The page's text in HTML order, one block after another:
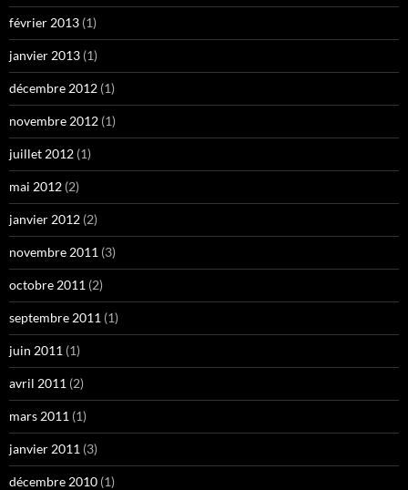
février 2013 (1)
janvier 2013 (1)
décembre 2012 (1)
novembre 2012 (1)
juillet 2012 (1)
mai 2012 (2)
janvier 2012 (2)
novembre 2011 (3)
octobre 2011 (2)
septembre 2011 (1)
juin 2011 (1)
avril 2011 (2)
mars 2011 (1)
janvier 2011 (3)
décembre 2010 (1)